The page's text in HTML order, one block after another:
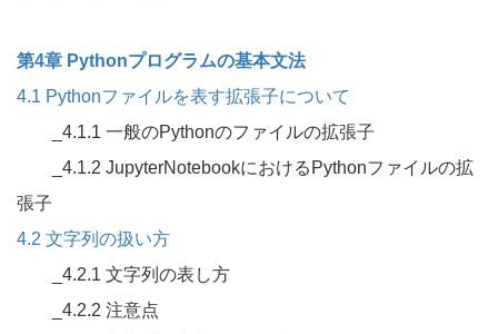
第4章 Pythonプログラムの基本文法
4.1 Pythonファイルを表す拡張子について
_4.1.1 一般のPythonのファイルの拡張子
_4.1.2 JupyterNotebookにおけるPythonファイルの拡
張子
4.2 文字列の扱い方
_4.2.1 文字列の表し方
_4.2.2 注意点